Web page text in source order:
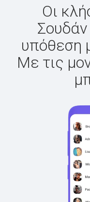
Οι
Σουδάν
υπόθεση
Με τις